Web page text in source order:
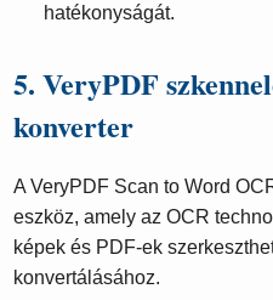
hatékonyságát.
5. VeryPDF
konverter
A VeryPDF Scan to Word
eszköz, amely az OCR
képek és PDF-ek
konvertálásához.